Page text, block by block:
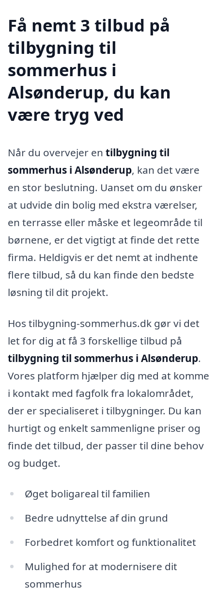
Få nemt 3 tilbud på
tilbygning til
sommerhus i
Alsønderup, du kan
være tryg ved
Når du overvejer en tilbygning til
sommerhus i Alsønderup, kan det være
en stor beslutning. Uanset om du ønsker
at udvide din bolig med ekstra værelser,
en terrasse eller måske et legeområde til
børnene, er det vigtigt at finde det rette
firma. Heldigvis er det nemt at indhente
flere tilbud, så du kan finde den bedste
løsning til dit projekt.
Hos tilbygning-sommerhus.dk gør vi det
let for dig at få 3 forskellige tilbud på
tilbygning til sommerhus i Alsønderup.
Vores platform hjælper dig med at komme
i kontakt med fagfolk fra lokalområdet,
der er specialiseret i tilbygninger. Du kan
hurtigt og enkelt sammenligne priser og
finde det tilbud, der passer til dine behov
og budget.
Øget boligareal til familien
Bedre udnyttelse af din grund
Forbedret komfort og funktionalitet
Mulighed for at modernisere dit
sommerhus